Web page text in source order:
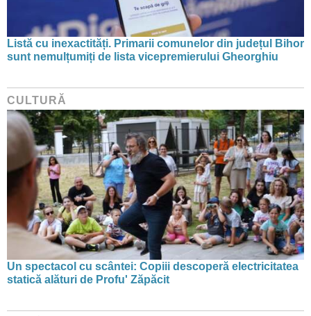
Listă cu inexactități. Primarii comunelor din județul Bihor
sunt nemulțumiți de lista vicepremierului Gheorghiu
CULTURĂ
Un spectacol cu scântei: Copiii descoperă electricitatea
statică alături de Profu' Zăpăcit